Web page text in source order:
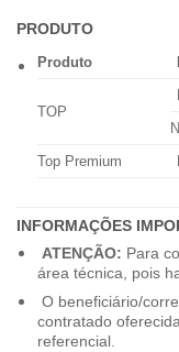
PRODUTO
Produto
TOP
Top Premium
INFORMAÇÕES
ATENÇÃO: Para
área técnica, pois
O beneficiário/
contratado
referencial.